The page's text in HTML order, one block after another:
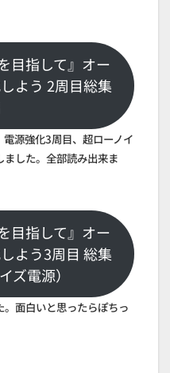
目指して』オー
よう 2周目総集
電源強化3周目、超ローノイ
した。全部読み出来ま
目指して』オー
よう3周目 総集
ズ電源）
面白いと思ったらぽちっ